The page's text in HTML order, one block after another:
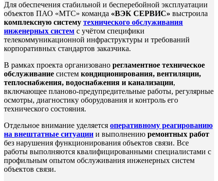
Для обеспечения стабильной и бесперебойной эксплуатации
объектов ПАО «МТС» команда «ВЭК СЕРВИС» выстроила
комплексную систему технического обслуживания
инженерных систем с учётом специфики
телекоммуникационной инфраструктуры и требований
корпоративных стандартов заказчика.
В рамках проекта организовано регламентное техническое
обслуживание систем кондиционирования, вентиляции,
теплоснабжения, водоснабжения и канализации,
включающее планово-предупредительные работы, регулярные
осмотры, диагностику оборудования и контроль его
технического состояния.
Отдельное внимание уделяется оперативному реагированию
на внештатные ситуации и выполнению ремонтных работ
без нарушения функционирования объектов связи. Все
работы выполняются квалифицированными специалистами с
профильным опытом обслуживания инженерных систем
объектов связи.